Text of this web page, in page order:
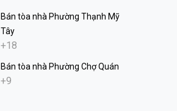
Bán tòa nhà Phường Thạnh Mỹ
Tây
+18
Bán tòa nhà Phường Chợ Quán
+9